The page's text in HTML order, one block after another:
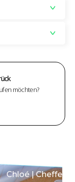
möchten?